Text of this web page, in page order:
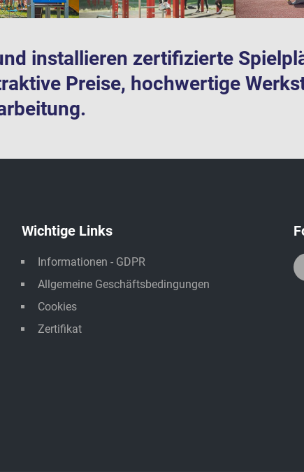
installieren zertifizierte
Preise, hochwertige
Wichtige Links
Informationen - GDPR
Allgemeine Geschäftsbedingungen
Cookies
Zertifikat